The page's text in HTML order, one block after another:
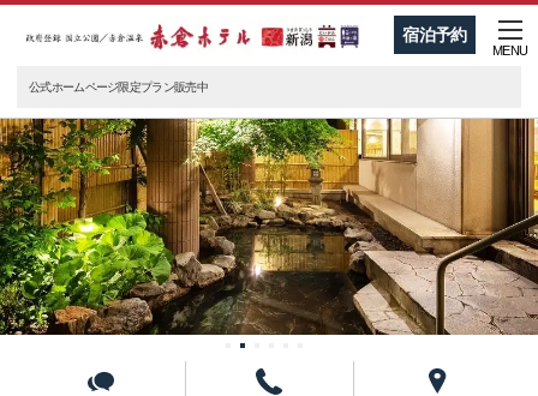
宿泊予約
MENU
公式ホームページ限定プラン販売中